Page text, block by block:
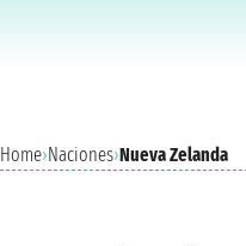
Home›Naciones›Nueva Zelanda